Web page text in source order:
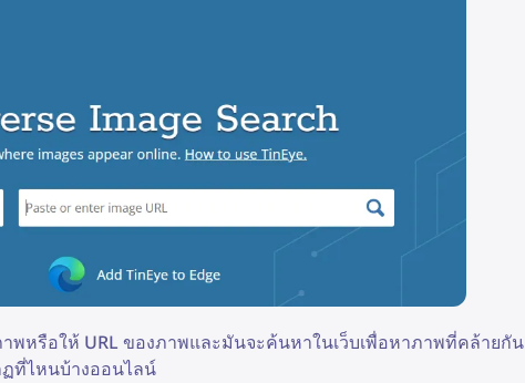
หรือให้ URL ของภาพและมันจะค้นหาในเว็บเพื่อหาภาพที่คล้ายกัน
ฏที่ไหนบ้างออนไลน์